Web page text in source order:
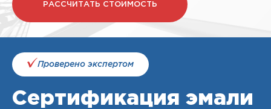
РАССЧИТАТЬ СТОИМОСТЬ
Проверено экспертом
Сертификация эмали